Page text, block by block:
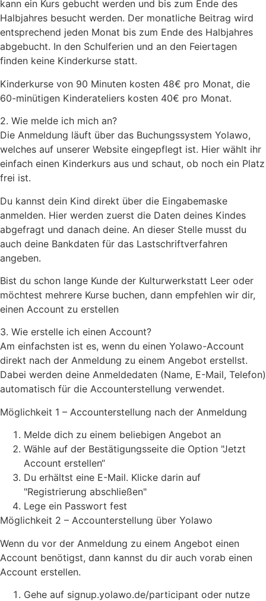
kann ein Kurs gebucht werden und bis zum Ende des
Halbjahres besucht werden. Der monatliche Beitrag wird
entsprechend jeden Monat bis zum Ende des Halbjahres
abgebucht. In den Schulferien und an den Feiertagen
finden keine Kinderkurse statt.
Kinderkurse von 90 Minuten kosten 48€ pro Monat, die
60-minütigen Kinderateliers kosten 40€ pro Monat.
2. Wie melde ich mich an?
Die Anmeldung läuft über das Buchungssystem Yolawo,
welches auf unserer Website eingepflegt ist. Hier wählt ihr
einfach einen Kinderkurs aus und schaut, ob noch ein Platz
frei ist.
Du kannst dein Kind direkt über die Eingabemaske
anmelden. Hier werden zuerst die Daten deines Kindes
abgefragt und danach deine. An dieser Stelle musst du
auch deine Bankdaten für das Lastschriftverfahren
angeben.
Bist du schon lange Kunde der Kulturwerkstatt Leer oder
möchtest mehrere Kurse buchen, dann empfehlen wir dir,
einen Account zu erstellen
3. Wie erstelle ich einen Account?
Am einfachsten ist es, wenn du einen Yolawo-Account
direkt nach der Anmeldung zu einem Angebot erstellst.
Dabei werden deine Anmeldedaten (Name, E-Mail, Telefon)
automatisch für die Accounterstellung verwendet.
Möglichkeit 1 – Accounterstellung nach der Anmeldung
Melde dich zu einem beliebigen Angebot an
Wähle auf der Bestätigungsseite die Option "Jetzt
Account erstellen“
Du erhältst eine E-Mail. Klicke darin auf
"Registrierung abschließen"
Lege ein Passwort fest
Möglichkeit 2 – Accounterstellung über Yolawo
Wenn du vor der Anmeldung zu einem Angebot einen
Account benötigst, dann kannst du dir auch vorab einen
Account erstellen.
Gehe auf signup.yolawo.de/participant oder nutze